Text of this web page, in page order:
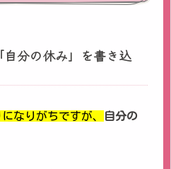
分の休み」を書き込
なりがちですが、
自分の